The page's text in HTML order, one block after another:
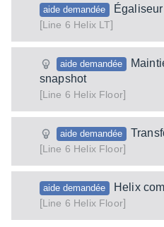
aide demandée
[Line 6 Helix LT]
aide demandée
snapshot
[Line 6 Helix Floor]
aide demandée
[Line 6 Helix Floor]
aide demandée
Helix
[Line 6 Helix Floor]